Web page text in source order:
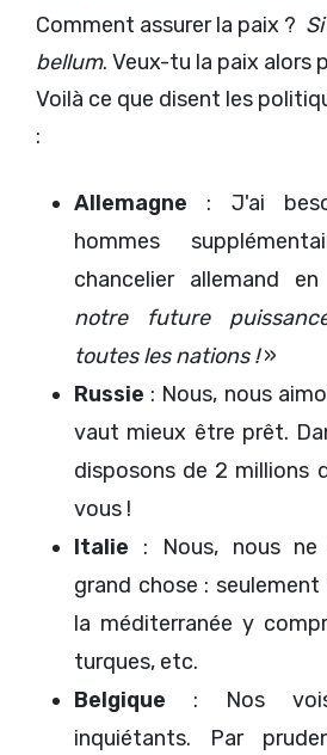
Comment assurer la paix ?
bellum. Veux-tu la paix alors
Voilà ce que disent les
:
Allemagne : J'ai
hommes
chancelier allemand
notre future
toutes les nations !»
Russie : Nous, nous
vaut mieux être prêt.
disposons de 2 millions
vous !
Italie : Nous, nous ne
grand chose :
la méditerranée y
turques, etc.
Belgique : Nos
inquiétants. Par